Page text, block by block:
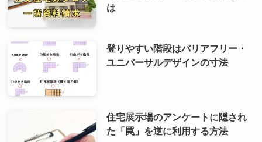
は
登りやすい階段はバリアフリー・
ユニバーサルデザインの寸法
住宅展示場のアンケートに隠され
た「罠」を逆に利用する方法